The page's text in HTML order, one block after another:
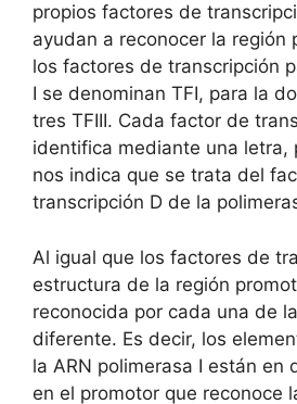
propios factores de
ayudan a reconocer la región
los factores de transcripción
I se denominan TFI, para la
tres TFIII. Cada factor de
identifica mediante una letra,
nos indica que se trata del
transcripción D de la
Al igual que los factores de
estructura de la región
reconocida por cada una de
diferente. Es decir, los
la ARN polimerasa I están en
en el promotor que reconoce